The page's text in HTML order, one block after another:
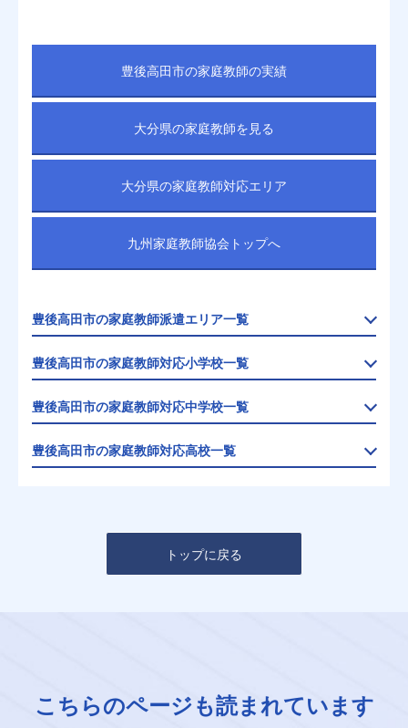
豊後高田市の家庭教師の実績
大分県の家庭教師を見る
大分県の家庭教師対応エリア
九州家庭教師協会トップへ
豊後高田市の家庭教師派遣エリア一覧
豊後高田市の家庭教師対応小学校一覧
豊後高田市の家庭教師対応中学校一覧
豊後高田市の家庭教師対応高校一覧
トップに戻る
こちらのページも読まれています